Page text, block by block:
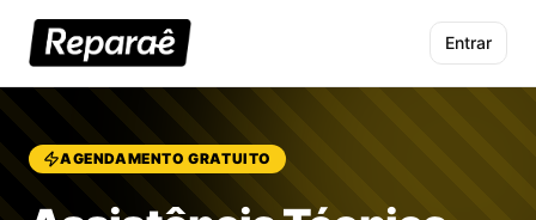
Entrar
AGENDAMENTO GRATUITO